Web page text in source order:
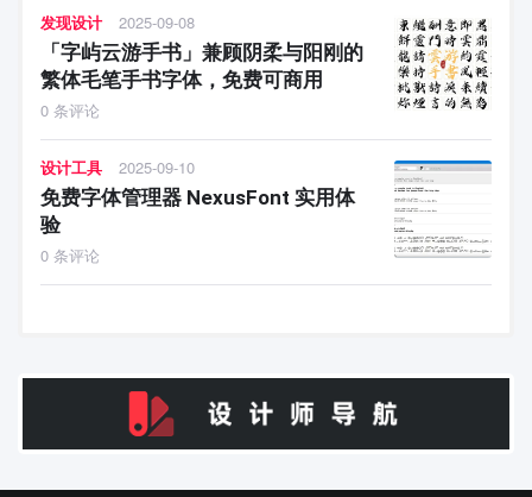
发现设计 2025-09-08
「字屿云游手书」兼顾阴柔与阳刚的
繁体毛笔手书字体，免费可商用
0 条评论
设计工具 2025-09-10
免费字体管理器 NexusFont 实用体
验
0 条评论